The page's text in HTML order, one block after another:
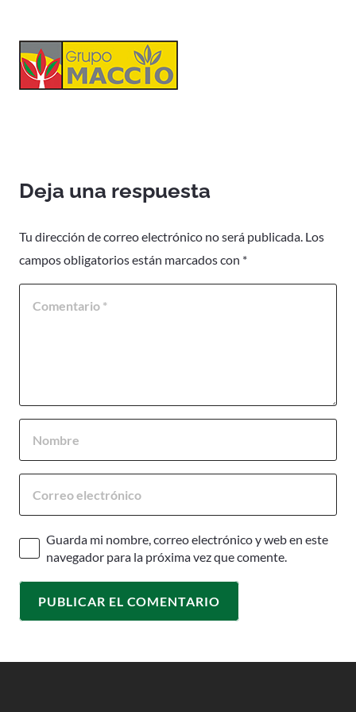
Deja una respuesta
Tu dirección de correo electrónico no será publicada. Los
campos obligatorios están marcados con *
Guarda mi nombre, correo electrónico y web en este
navegador para la próxima vez que comente.
PUBLICAR EL COMENTARIO